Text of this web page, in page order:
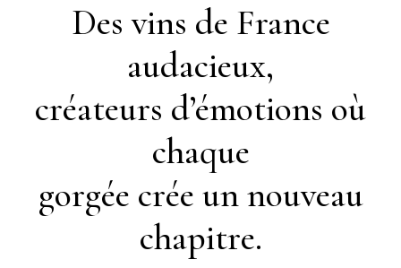
Des vins de France
audacieux,
créateurs d’émotions où
chaque
gorgée crée un nouveau
chapitre.